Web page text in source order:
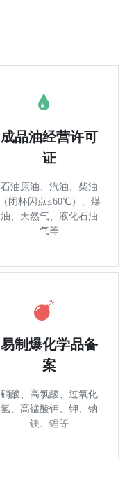
成品油经营许可
证
石油原油、汽油、柴油
（闭杯闪点≤60℃）、煤
油、天然气、液化石油
气等
易制爆化学品备
案
硝酸、高氯酸、过氧化
氢、高锰酸钾、钾、钠
镁、锂等